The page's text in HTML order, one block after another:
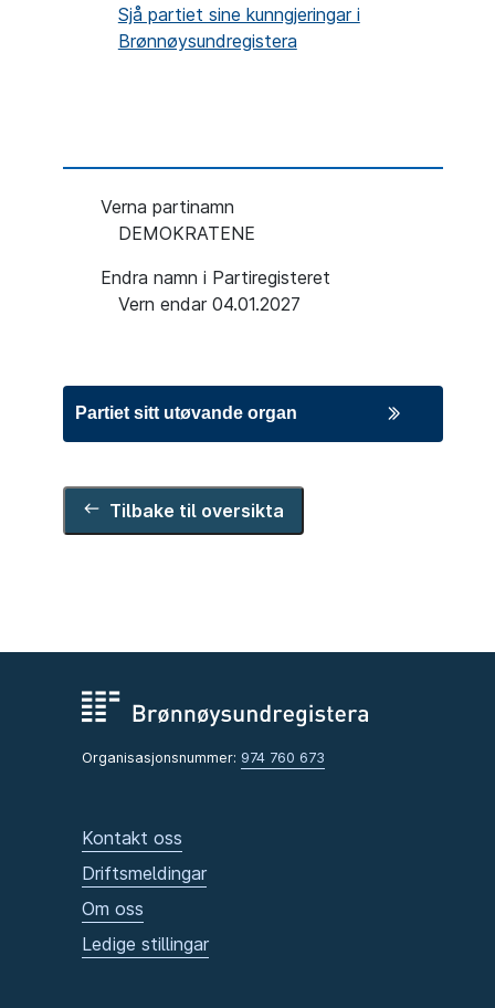
Sjå partiet sine kunngjeringar i
Brønnøysundregistera
Verna partinamn
DEMOKRATENE
Endra namn i Partiregisteret
Vern endar 04.01.2027
Partiet sitt utøvande organ
Jon Lunde
Jan Ove Andersen
Vegar Wehus Hoxmark
Dag-Øyvind Lauvnes
Ole Andreas Sleveland
Varamedlemmer
Rune Andreassen
Tilbake til oversikta
Organisasjonsnummer: 974 760 673
Kontakt oss
Driftsmeldingar
Om oss
Ledige stillingar